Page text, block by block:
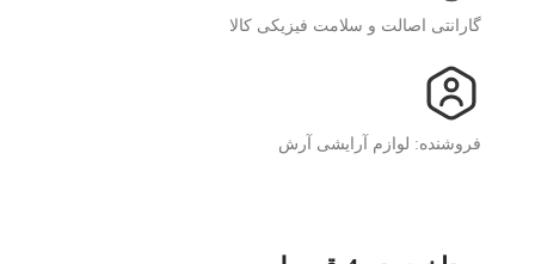
گارانتی اصالت و سلامت فیزیکی کالا
فروشنده: لوازم آرایشی آرش